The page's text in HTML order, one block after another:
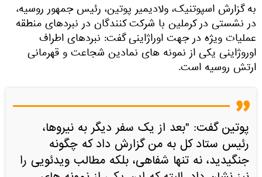
به گزارش اسپوتنیک، ولادیمیر پوتین، رئیس جمهور روسیه،
در نشستی در کرملین با شرکت کنندگان در نبردهای منطقه
عملیات ویژه در جهت اوراژاینی گفت: نبردهای اطراف
اوروژاینی یکی از نمونه های نمادین شجاعت و قهرمانی
ارتش روسیه است.
پوتین گفت: "بعد از یک سفر دیگر به نیروها،
رئیس ستاد کل به من گزارش داد که چگونه
جنگیدید، نه تنها شفاهی، بلکه مطالب ویدئویی را